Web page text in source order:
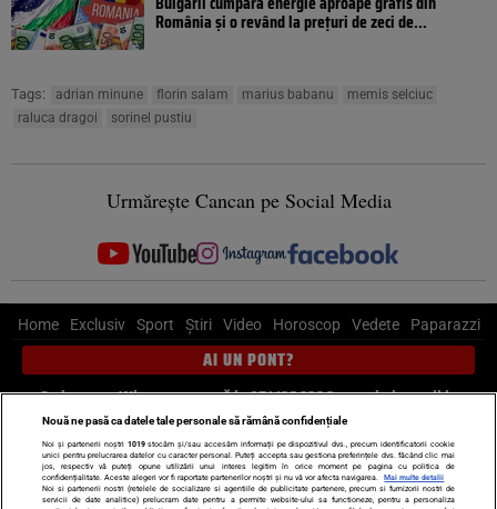
România și o revând la prețuri de zeci de...
Tags: adrian minune florin salam marius babanu
memis selciuc
raluca dragoi
sorinel pustiu
Urmărește Cancan pe Social Media
Home Exclusiv Sport Știri Video Horoscop Vedete Paparazzi
AI UN PONT?
Scrie-ne pe Whatsapp, sună la 0741226226 sau trimite mail la
pont@cancan.ro
Știri interne Știri externe
Politică
Ultimele stiri
Diete Insula Iubirii Dictionar de vise LIFE STYLE
Nouă ne pasă ca datele tale personale să rămână confidențiale
Noi și partenerii noștri 1019stocăm și/sau accesăm informații pe dispozitivul dvs., precum identificatorii cookie
unici pentru prelucrarea datelor cu caracter personal. Puteți accepta sau gestiona preferințele dvs. făcând clic mai
jos, respectiv vă puteți opune utilizării unui interes legitim în orice moment pe pagina cu politica de
confidențialitate. Aceste alegeri vor fi raportate partenerilor noștri și nu vă vor afecta navigarea.
Mai multe detalii
Noi si partenerii nostri (retelele de socializare si agentiile de publicitate partenere, precum si furnizorii nostri de
servicii de date analitice) prelucram date pentru a permite website-ului sa functioneze, pentru a personaliza